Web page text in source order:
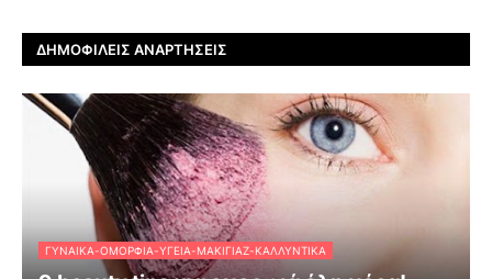
ΔΗΜΟΦΙΛΕΊΣ ΑΝΑΡΤΉΣΕΙΣ
ΓΥΝΑΊΚΑ-ΟΜΟΡΦΙΆ-ΥΓΕΊΑ-ΜΑΚΙΓΙΆΖ-ΚΑΛΛΥΝΤΙΚΆ